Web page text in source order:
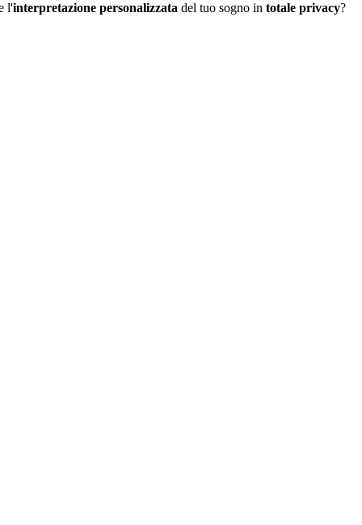
l'interpretazione personalizzata del tuo sogno in totale privacy?